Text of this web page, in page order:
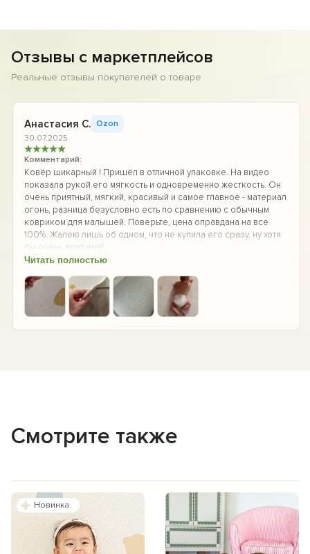
Отзывы с маркетплейсов
Реальные отзывы покупателей о товаре
Анастасия С. Ozon
30.07.2025
★★★★★
Комментарий:
Ковёр шикарный ! Пришёл в отличной упаковке. На видео
показала рукой его мягкость и одновременно жесткость. Он
очень приятный, мягкий, красивый и самое главное - материал
огонь, разница безусловно есть по сравнению с обычным
ковриком для малышей. Поверьте, цена оправдана на все
100%. Жалею лишь об одном, что не купила его сразу, ну хотя
бы очень вовремя!..
Читать полностью
+3
Смотрите также
Новинка